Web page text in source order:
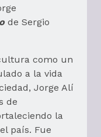
de Sergio
como un
a la vida
Jorge Alí
de
la
país. Fue